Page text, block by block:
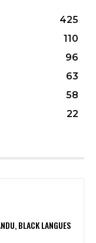
425
110
96
63
58
22
BLACK LANGUES